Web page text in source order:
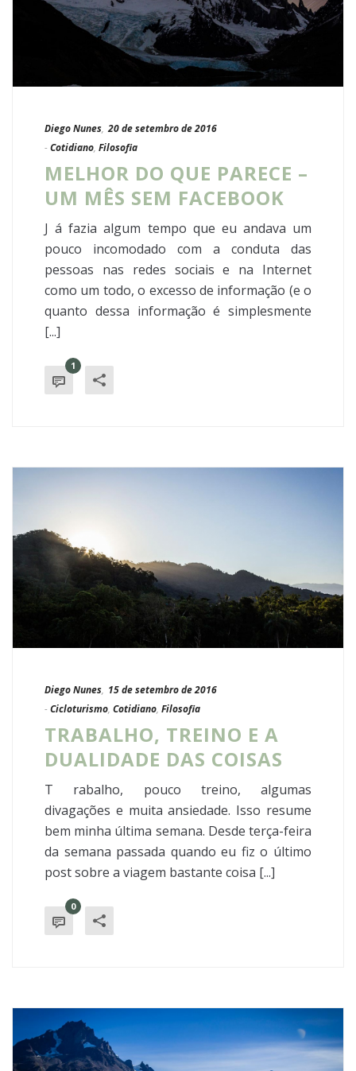
Diego Nunes, 20 de setembro de 2016
- Cotidiano, Filosofia
MELHOR DO QUE PARECE –
UM MÊS SEM FACEBOOK
J á fazia algum tempo que eu andava um
pouco incomodado com a conduta das
pessoas nas redes sociais e na Internet
como um todo, o excesso de informação (e o
quanto dessa informação é simplesmente
[...]
1
Diego Nunes, 15 de setembro de 2016
- Cicloturismo, Cotidiano, Filosofia
TRABALHO, TREINO E A
DUALIDADE DAS COISAS
T rabalho, pouco treino, algumas
divagações e muita ansiedade. Isso resume
bem minha última semana. Desde terça-feira
da semana passada quando eu fiz o último
post sobre a viagem bastante coisa [...]
0